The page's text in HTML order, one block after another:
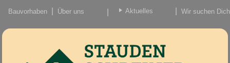
Bauvorhaben Über uns
Aktuelles
Nachrichten/Einzug
Wir suchen